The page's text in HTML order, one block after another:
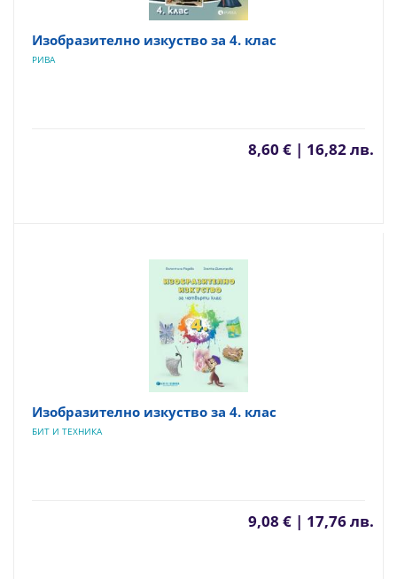
Изобразително изкуство за 4. клас
РИВА
8,60 € | 16,82 лв.
Изобразително изкуство за 4. клас
БИТ И ТЕХНИКА
9,08 € | 17,76 лв.